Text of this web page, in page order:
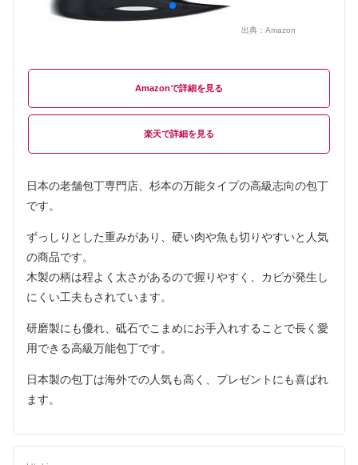
出典： Amazon
Amazon
楽天
日本の老舗包丁専門店、杉本の万能タイプの高級志向の包丁
です。
ずっしりとした重みがあり、硬い肉や魚も切りやすいと人気
の商品です。
木製の柄は程よく太さがあるので握りやすく、カビが発生し
にくい工夫もされています。
研磨製にも優れ、砥石でこまめにお手入れすることで長く愛
用できる高級万能包丁です。
日本製の包丁は海外での人気も高く、プレゼントにも喜ばれ
ます。